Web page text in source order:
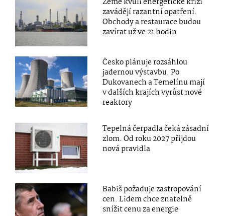
zavádějí razantní opatření.
Obchody a restaurace budou
zavírat už ve 21 hodin
Česko plánuje rozsáhlou
jadernou výstavbu. Po
Dukovanech a Temelínu mají
v dalších krajích vyrůst nové
reaktory
Tepelná čerpadla čeká zásadní
zlom. Od roku 2027 přijdou
nová pravidla
Babiš požaduje zastropování
cen. Lidem chce znatelně
snížit cenu za energie